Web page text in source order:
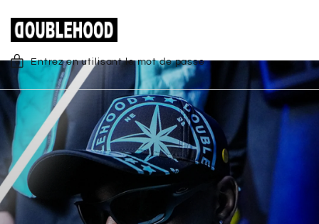
Entrez en utilisant le mot de passe